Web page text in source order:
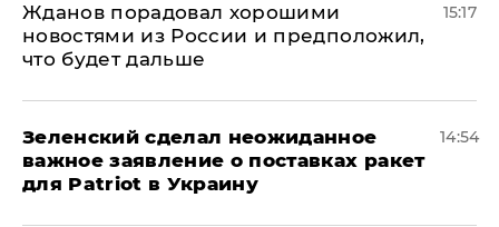
Жданов порадовал хорошими
новостями из России и предположил,
что будет дальше
15:17
Зеленский сделал неожиданное
важное заявление о поставках ракет
для Patriot в Украину
14:54